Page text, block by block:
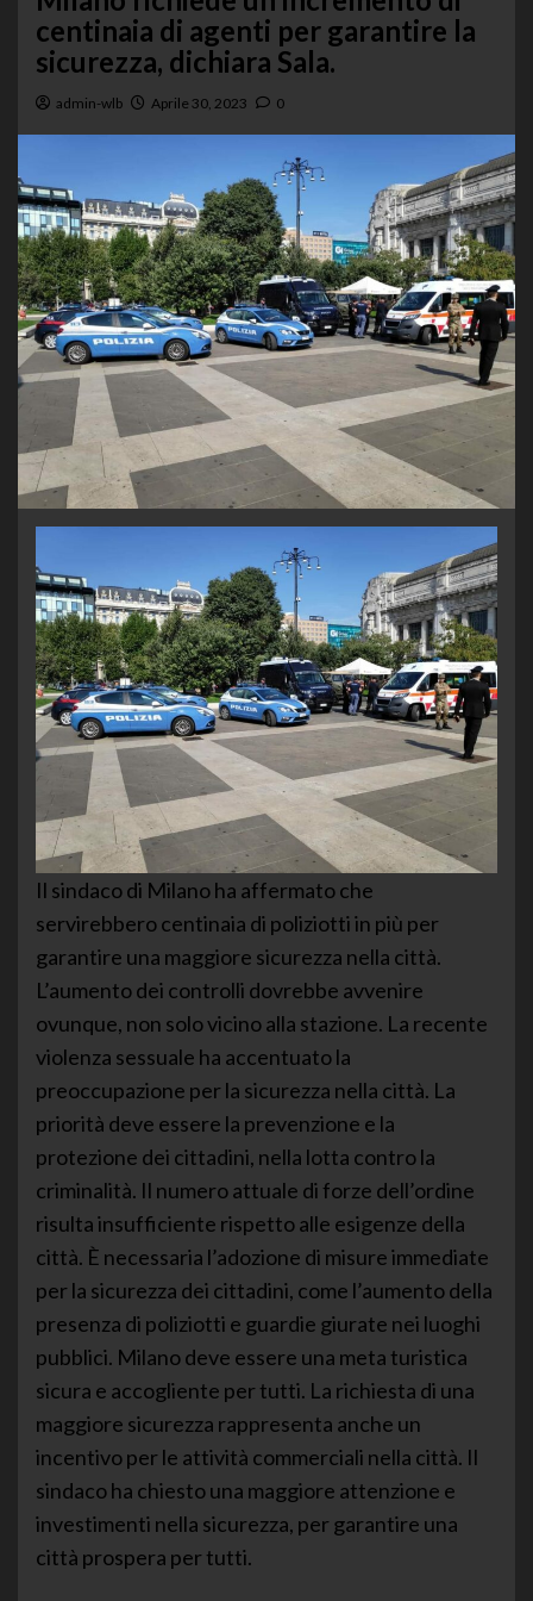
centinaia di agenti per garantire la
sicurezza, dichiara Sala.
admin-wlb Aprile 30, 2023 0
Il sindaco di Milano ha affermato che
servirebbero centinaia di poliziotti in più per
garantire una maggiore sicurezza nella città.
L’aumento dei controlli dovrebbe avvenire
ovunque, non solo vicino alla stazione. La recente
violenza sessuale ha accentuato la
preoccupazione per la sicurezza nella città. La
priorità deve essere la prevenzione e la
protezione dei cittadini, nella lotta contro la
criminalità. Il numero attuale di forze dell’ordine
risulta insufficiente rispetto alle esigenze della
città. È necessaria l’adozione di misure immediate
per la sicurezza dei cittadini, come l’aumento della
presenza di poliziotti e guardie giurate nei luoghi
pubblici. Milano deve essere una meta turistica
sicura e accogliente per tutti. La richiesta di una
maggiore sicurezza rappresenta anche un
incentivo per le attività commerciali nella città. Il
sindaco ha chiesto una maggiore attenzione e
investimenti nella sicurezza, per garantire una
città prospera per tutti.